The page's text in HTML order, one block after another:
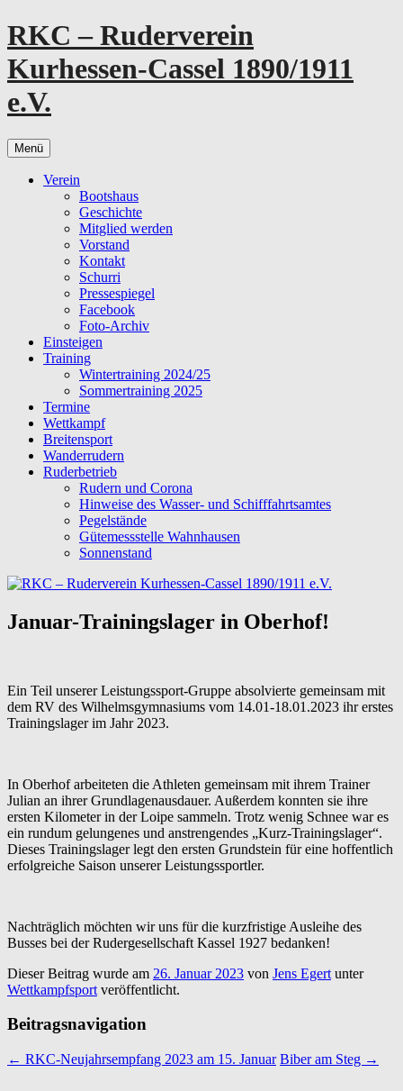
Zum
Inhalt
springen
RKC – Ruderverein
Kurhessen-Cassel 1890/1911
e.V.
Menü
Verein
Bootshaus
Geschichte
Mitglied werden
Vorstand
Kontakt
Schurri
Pressespiegel
Facebook
Foto-Archiv
Einsteigen
Training
Wintertraining 2024/25
Sommertraining 2025
Termine
Wettkampf
Breitensport
Wanderrudern
Ruderbetrieb
Rudern und Corona
Hinweise des Wasser- und Schifffahrtsamtes
Pegelstände
Gütemessstelle Wahnhausen
Sonnenstand
Januar-Trainingslager in Oberhof!
Ein Teil unserer Leistungssport-Gruppe absolvierte gemeinsam mit
dem RV des Wilhelmsgymnasiums vom 14.01-18.01.2023 ihr erstes
Trainingslager im Jahr 2023.
In Oberhof arbeiteten die Athleten gemeinsam mit ihrem Trainer
Julian an ihrer Grundlagenausdauer. Außerdem konnten sie ihre
ersten Kilometer in der Loipe sammeln. Trotz wenig Schnee war es
ein rundum gelungenes und anstrengendes „Kurz-Trainingslager“.
Dieses Trainingslager legt den ersten Grundstein für eine hoffentlich
erfolgreiche Saison unserer Leistungssportler.
Nachträglich möchten wir uns für die kurzfristige Ausleihe des
Busses bei der Rudergesellschaft Kassel 1927 bedanken!
Dieser Beitrag wurde am 26. Januar 2023 von Jens Egert unter
Wettkampfsport veröffentlicht.
Beitragsnavigation
← RKC-Neujahrsempfang 2023 am 15. Januar Biber am Steg →